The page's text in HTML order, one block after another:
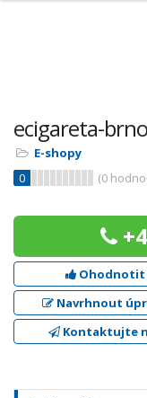
ecigareta-
E-shopy
0
(0
Ohodnotit
Navrhnout
Kontaktujte